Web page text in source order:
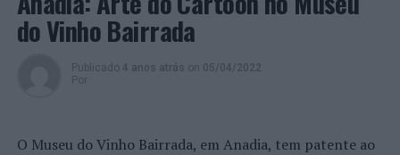
do Vinho Bairrada
Publicado 4 anos atrás on 05/04/2022
Por
O Museu do Vinho Bairrada, em Anadia, tem patente ao